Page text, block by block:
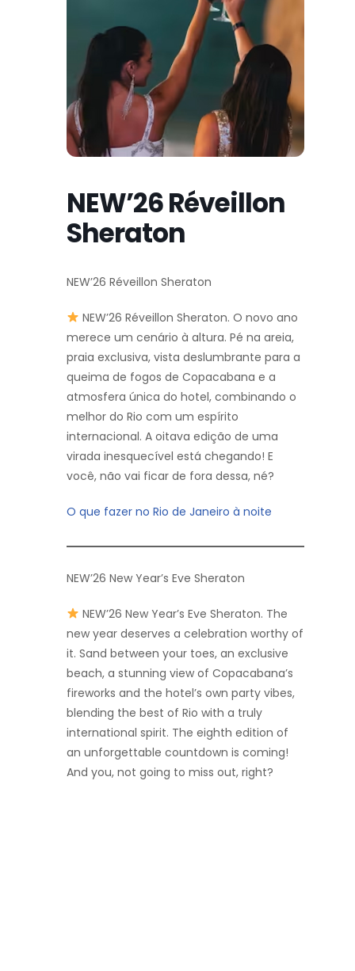
NEW’26 Réveillon
Sheraton
NEW’26 Réveillon Sheraton
NEW’26 Réveillon Sheraton. O novo ano
merece um cenário à altura. Pé na areia,
praia exclusiva, vista deslumbrante para a
queima de fogos de Copacabana e a
atmosfera única do hotel, combinando o
melhor do Rio com um espírito
internacional. A oitava edição de uma
virada inesquecível está chegando! E
você, não vai ficar de fora dessa, né?
O que fazer no Rio de Janeiro à noite
NEW’26 New Year’s Eve Sheraton
NEW’26 New Year’s Eve Sheraton. The
new year deserves a celebration worthy of
it. Sand between your toes, an exclusive
beach, a stunning view of Copacabana’s
fireworks and the hotel’s own party vibes,
blending the best of Rio with a truly
international spirit. The eighth edition of
an unforgettable countdown is coming!
And you, not going to miss out, right?